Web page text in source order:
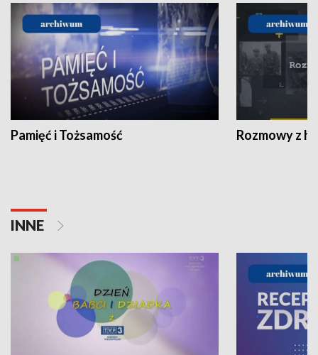
Pamięć i Tożsamość Rozmowy z
INNE